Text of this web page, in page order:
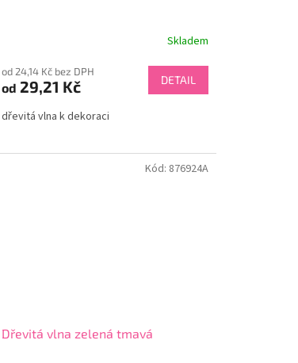
Skladem
od 24,14 Kč bez DPH
od 29,21 Kč DETAIL
dřevitá vlna k dekoraci
Dřevitá vlna zelená tmavá
Kód: 876924A